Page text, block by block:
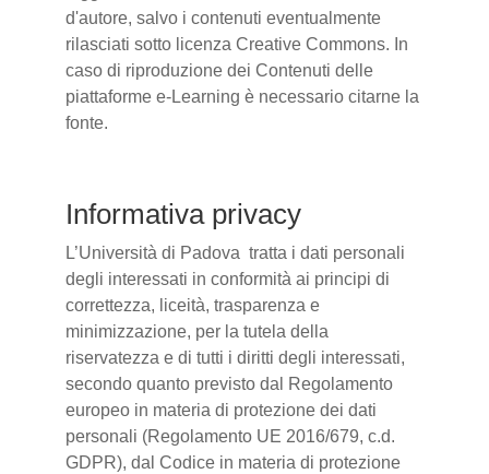
d'autore, salvo i contenuti eventualmente
rilasciati sotto licenza Creative Commons. In
caso di riproduzione dei Contenuti delle
piattaforme e-Learning è necessario citarne la
fonte.
Informativa privacy
L’Università di Padova tratta i dati personali
degli interessati in conformità ai principi di
correttezza, liceità, trasparenza e
minimizzazione, per la tutela della
riservatezza e di tutti i diritti degli interessati,
secondo quanto previsto dal Regolamento
europeo in materia di protezione dei dati
personali (Regolamento UE 2016/679, c.d.
GDPR), dal Codice in materia di protezione